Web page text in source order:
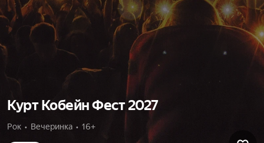
Курт Кобейн Фест 2027
Рок  •  Вечеринка  •  16+